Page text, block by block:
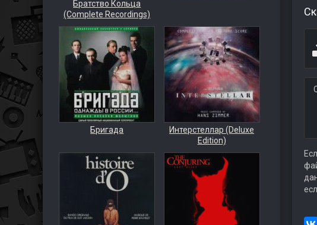
Братство Кольца
(Complete Recordings)
Бригада
Интерстеллар (Deluxe
Edition)